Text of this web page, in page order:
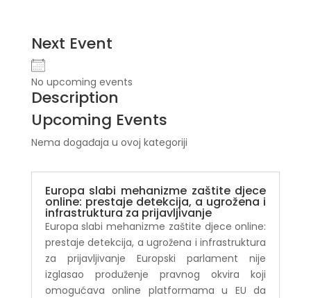
Next Event
No upcoming events
Description
Upcoming Events
Nema događaja u ovoj kategoriji
Europa slabi mehanizme zaštite djece
online: prestaje detekcija, a ugrožena i
infrastruktura za prijavljivanje
Europa slabi mehanizme zaštite djece online:
prestaje detekcija, a ugrožena i infrastruktura
za prijavljivanje Europski parlament nije
izglasao produženje pravnog okvira koji
omogućava online platformama u EU da